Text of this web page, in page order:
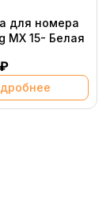
для номера
MX 15- Белая